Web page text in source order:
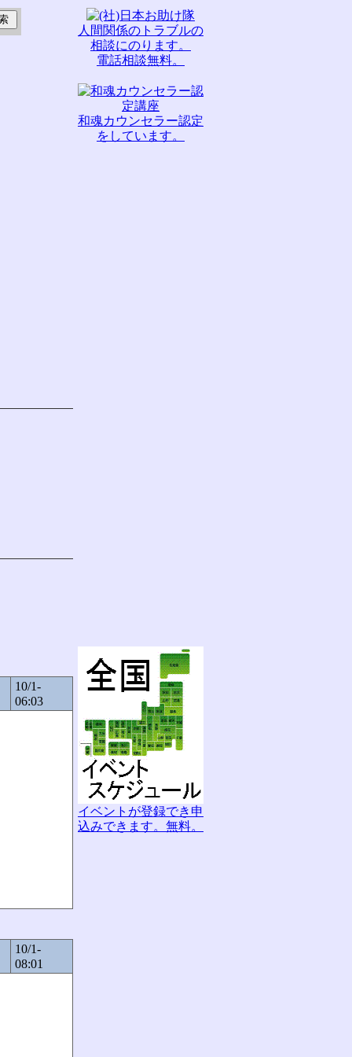
10/1-
06:03
10/1-
08:01
人間関係のトラブルの
相談にのります。
電話相談無料。
和魂カウンセラー認定
をしています。
イベントが登録でき申
込みできます。無料。